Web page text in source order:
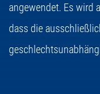
angewendet. Es wird
dass die